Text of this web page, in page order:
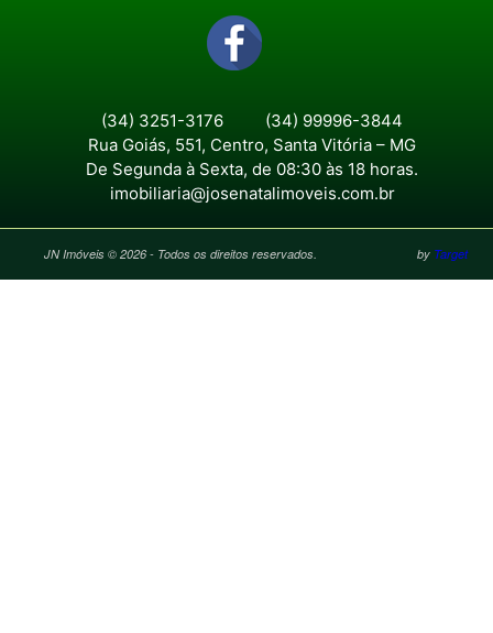
(34) 3251-3176
(34) 99996-3844
Rua Goiás, 551, Centro, Santa Vitória – MG
De Segunda à Sexta, de 08:30 às 18 horas.
imobiliaria@josenatalimoveis.com.br
JN Imóveis © 2026 - Todos os direitos reservados. by Target